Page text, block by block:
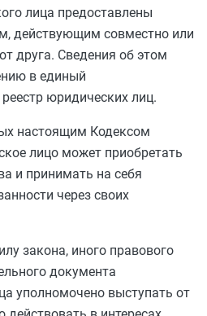
лица предоставлены
действующим совместно или
друга. Сведения об этом
в единый
юридических лиц.
настоящим Кодексом
лицо может приобретать
и принимать на себя
через своих
закона, иного правового
документа
уполномочено выступать от